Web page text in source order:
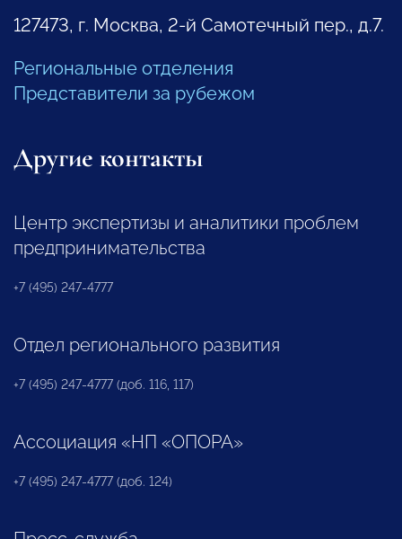
127473, г. Москва, 2-й Самотечный пер., д.7.
Региональные отделения
Представители за рубежом
Другие контакты
Центр экспертизы и аналитики проблем
предпринимательства
+7 (495) 247-4777
Отдел регионального развития
+7 (495) 247-4777 (доб. 116, 117)
Ассоциация «НП «ОПОРА»
+7 (495) 247-4777 (доб. 124)